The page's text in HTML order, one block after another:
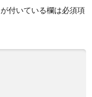
が付いている欄は必須項